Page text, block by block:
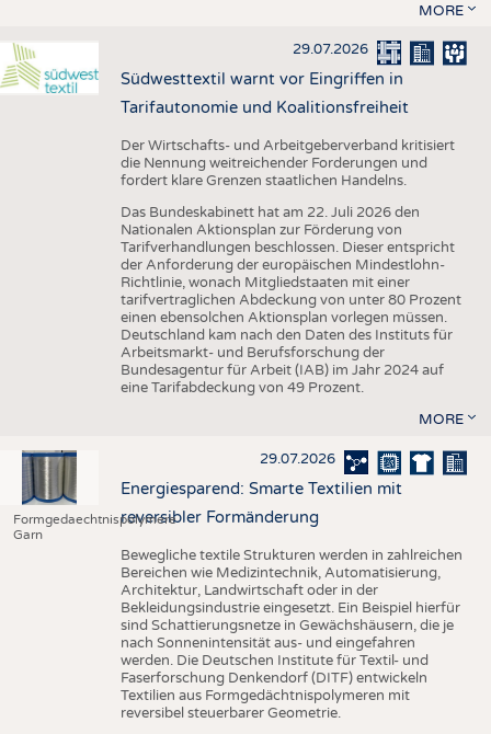
MORE
29.07.2026
Südwesttextil warnt vor Eingriffen in
Tarifautonomie und Koalitionsfreiheit
Der Wirtschafts- und Arbeitgeberverband kritisiert
die Nennung weitreichender Forderungen und
fordert klare Grenzen staatlichen Handelns.
Das Bundeskabinett hat am 22. Juli 2026 den
Nationalen Aktionsplan zur Förderung von
Tarifverhandlungen beschlossen. Dieser entspricht
der Anforderung der europäischen Mindestlohn-
Richtlinie, wonach Mitgliedstaaten mit einer
tarifvertraglichen Abdeckung von unter 80 Prozent
einen ebensolchen Aktionsplan vorlegen müssen.
Deutschland kam nach den Daten des Instituts für
Arbeitsmarkt- und Berufsforschung der
Bundesagentur für Arbeit (IAB) im Jahr 2024 auf
eine Tarifabdeckung von 49 Prozent.
MORE
Formgedaechtnispolymere
Garn
29.07.2026
Energiesparend: Smarte Textilien mit
reversibler Formänderung
Bewegliche textile Strukturen werden in zahlreichen
Bereichen wie Medizintechnik, Automatisierung,
Architektur, Landwirtschaft oder in der
Bekleidungsindustrie eingesetzt. Ein Beispiel hierfür
sind Schattierungsnetze in Gewächshäusern, die je
nach Sonnenintensität aus- und eingefahren
werden. Die Deutschen Institute für Textil- und
Faserforschung Denkendorf (DITF) entwickeln
Textilien aus Formgedächtnispolymeren mit
reversibel steuerbarer Geometrie.